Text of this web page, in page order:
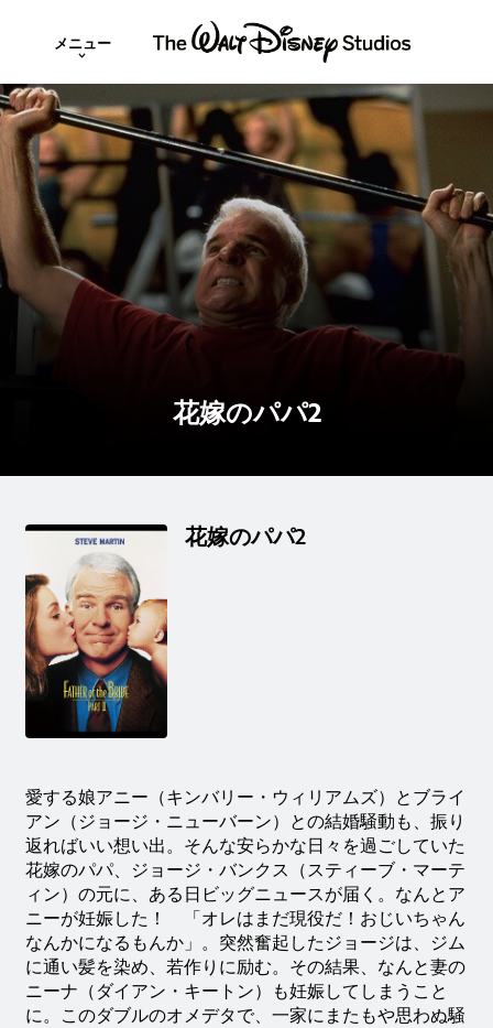
メニュー
花嫁のパパ2
花嫁のパパ2
愛する娘アニー（キンバリー・ウィリアムズ）とブライ
アン（ジョージ・ニューバーン）との結婚騒動も、振り
返ればいい想い出。そんな安らかな日々を過ごしていた
花嫁のパパ、ジョージ・バンクス（スティーブ・マーテ
ィン）の元に、ある日ビッグニュースが届く。なんとア
ニーが妊娠した！ 「オレはまだ現役だ！おじいちゃん
なんかになるもんか」。突然奮起したジョージは、ジム
に通い髪を染め、若作りに励む。その結果、なんと妻の
ニーナ（ダイアン・キートン）も妊娠してしまうこと
に。このダブルのオメデタで、一家にまたもや思わぬ騒